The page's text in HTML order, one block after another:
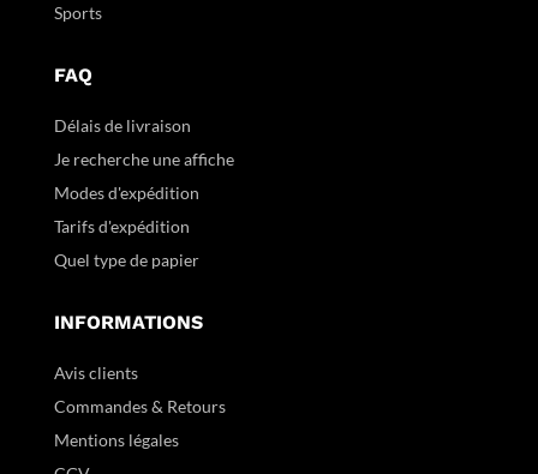
Sports
FAQ
Délais de livraison
Je recherche une affiche
Modes d'expédition
Tarifs d'expédition
Quel type de papier
INFORMATIONS
Avis clients
Commandes & Retours
Mentions légales